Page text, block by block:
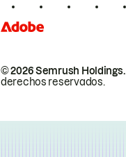
© 2026 Semrush Holdings.
derechos reservados.